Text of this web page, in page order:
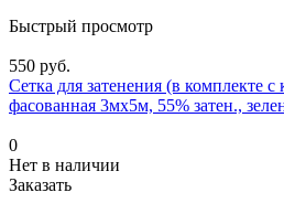
Быстрый просмотр
550 руб.
Сетка для затенения (в комплекте
фасованная 3мх5м, 55% затен.,
0
Нет в наличии
Заказать